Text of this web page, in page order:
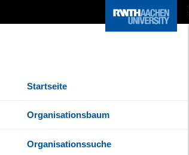
Startseite
Organisationsbaum
Organisationssuche